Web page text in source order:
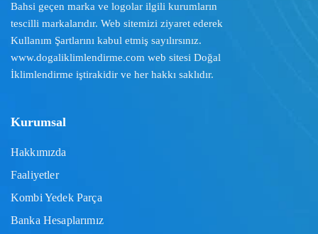
Bahsi geçen marka ve logolar ilgili kurumların
tescilli markalarıdır. Web sitemizi ziyaret ederek
Kullanım Şartlarını kabul etmiş sayılırsınız.
www.dogaliklimlendirme.com web sitesi Doğal
İklimlendirme iştirakidir ve her hakkı saklıdır.
Kurumsal
Hakkımızda
Faaliyetler
Kombi Yedek Parça
Banka Hesaplarımız